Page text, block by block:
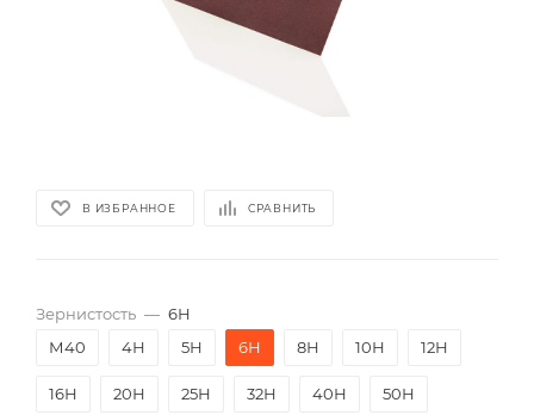
В ИЗБРАННОЕ СРАВНИТЬ
Зернистость — 6Н
М40
4Н 5Н 6Н 8Н 10Н 12Н
16Н 20Н 25Н 32Н 40Н 50Н